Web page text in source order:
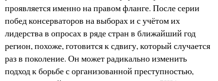
проявляется именно на правом фланге. После серии
побед консерваторов на выборах и с учётом их
лидерства в опросах в ряде стран в ближайший год
регион, похоже, готовится к сдвигу, который случается
раз в поколение. Он может радикально изменить
подход к борьбе с организованной преступностью,